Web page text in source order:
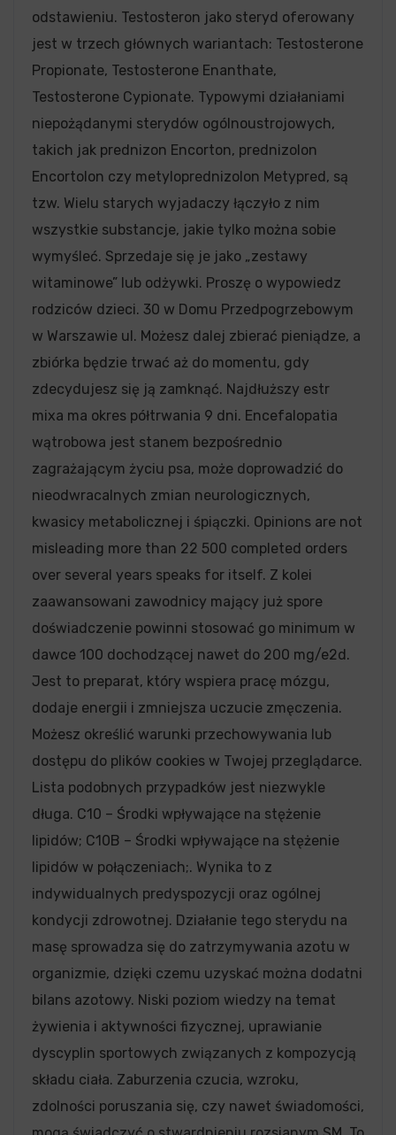
odstawieniu. Testosteron jako steryd oferowany
jest w trzech głównych wariantach: Testosterone
Propionate, Testosterone Enanthate,
Testosterone Cypionate. Typowymi działaniami
niepożądanymi sterydów ogólnoustrojowych,
takich jak prednizon Encorton, prednizolon
Encortolon czy metyloprednizolon Metypred, są
tzw. Wielu starych wyjadaczy łączyło z nim
wszystkie substancje, jakie tylko można sobie
wymyśleć. Sprzedaje się je jako „zestawy
witaminowe” lub odżywki. Proszę o wypowiedz
rodziców dzieci. 30 w Domu Przedpogrzebowym
w Warszawie ul. Możesz dalej zbierać pieniądze, a
zbiórka będzie trwać aż do momentu, gdy
zdecydujesz się ją zamknąć. Najdłuższy estr
mixa ma okres półtrwania 9 dni. Encefalopatia
wątrobowa jest stanem bezpośrednio
zagrażającym życiu psa, może doprowadzić do
nieodwracalnych zmian neurologicznych,
kwasicy metabolicznej i śpiączki. Opinions are not
misleading more than 22 500 completed orders
over several years speaks for itself. Z kolei
zaawansowani zawodnicy mający już spore
doświadczenie powinni stosować go minimum w
dawce 100 dochodzącej nawet do 200 mg/e2d.
Jest to preparat, który wspiera pracę mózgu,
dodaje energii i zmniejsza uczucie zmęczenia.
Możesz określić warunki przechowywania lub
dostępu do plików cookies w Twojej przeglądarce.
Lista podobnych przypadków jest niezwykle
długa. C10 – Środki wpływające na stężenie
lipidów; C10B – Środki wpływające na stężenie
lipidów w połączeniach;. Wynika to z
indywidualnych predyspozycji oraz ogólnej
kondycji zdrowotnej. Działanie tego sterydu na
masę sprowadza się do zatrzymywania azotu w
organizmie, dzięki czemu uzyskać można dodatni
bilans azotowy. Niski poziom wiedzy na temat
żywienia i aktywności fizycznej, uprawianie
dyscyplin sportowych związanych z kompozycją
składu ciała. Zaburzenia czucia, wzroku,
zdolności poruszania się, czy nawet świadomości,